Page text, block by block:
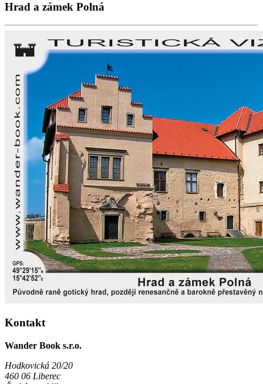
Hrad a zámek Polná
Kontakt
Wander Book s.r.o.
Hodkovická 20/20
460 06 Liberec